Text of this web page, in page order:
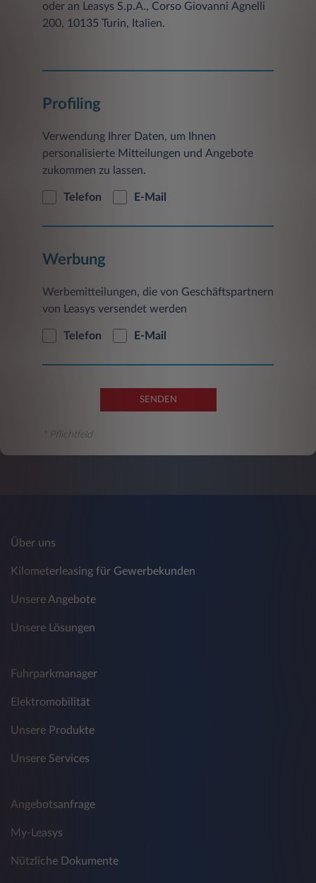
oder an Leasys S.p.A., Corso Giovanni Agnelli
200, 10135 Turin, Italien.
Profiling
Verwendung Ihrer Daten, um Ihnen
personalisierte Mitteilungen und Angebote
zukommen zu lassen.
Telefon E-Mail
Werbung
Werbemitteilungen, die von Geschäftspartnern
von Leasys versendet werden
Telefon E-Mail
SENDEN
* Pflichtfeld
Über uns
Kilometerleasing für Gewerbekunden
Unsere Angebote
Unsere Lösungen
Fuhrparkmanager
Elektromobilität
Unsere Produkte
Unsere Services
Angebotsanfrage
My-Leasys
Nützliche Dokumente